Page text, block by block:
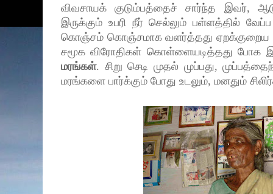
விவசாயக் குடும்பத்தைச் சார்ந்த இவர்,
இருக்கும் உபரி நீர் செல்லும் பள்ளத்தில்
கொஞ்சம் கொஞ்சமாக வளர்த்தது ஏறக்குறைய
சமூக விரோதிகள் கொள்ளையடித்தது போக
மரங்கள். சிறு செடி முதல் முப்பது,
மரங்களை பார்க்கும் போது உடலும், மனதும்